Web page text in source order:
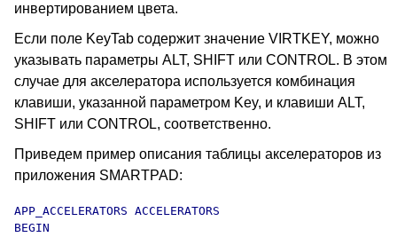
инвертированием цвета.
Если поле KeyTab содержит значение VIRTKEY, можно
указывать параметры ALT, SHIFT или CONTROL. В этом
случае для акселератора используется комбинация
клавиши, указанной параметром Key, и клавиши ALT,
SHIFT или CONTROL, соответственно.
Приведем пример описания таблицы акселераторов из
приложения SMARTPAD:
APP_ACCELERATORS ACCELERATORS
BEGIN